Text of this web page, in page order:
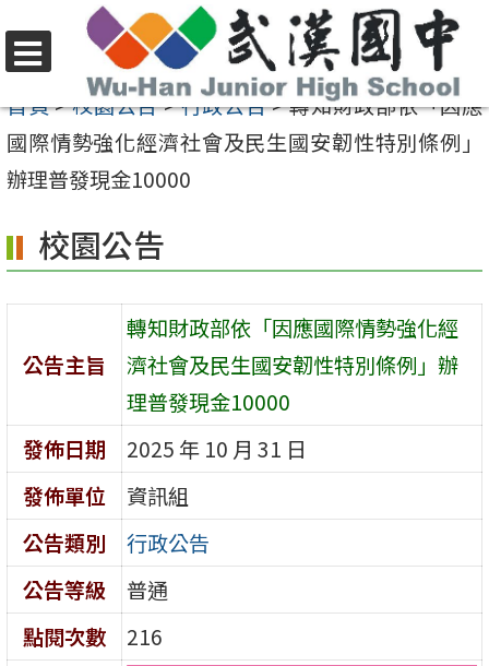
至
要
內
區
選
單
首頁>校園公告>行政公告>轉知財政部依「因應
國際情勢強化經濟社會及民生國安韌性特別條例」
辦理普發現金10000
校園公告
公告主旨
轉知財政部依「因應國際情勢強化經
濟社會及民生國安韌性特別條例」辦
理普發現金10000
發佈日期
2025 年 10 月 31 日
發佈單位
資訊組
公告類別
行政公告
公告等級
普通
點閱次數
216